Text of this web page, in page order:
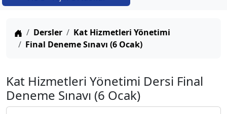
Anasayfa
Dersler
Kat Hizmetleri Yönetimi
Final Deneme Sınavı (6 Ocak)
Kat Hizmetleri Yönetimi Dersi Final
Deneme Sınavı (6 Ocak)